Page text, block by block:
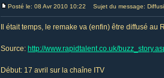
Posté le: 08 Avr 2010 10:22 Sujet du message:
Il était temps, le remake va (enfin) être diffusé au
Source: http://www.rapidtalent.co.uk/
Début: 17 avril sur la chaîne ITV